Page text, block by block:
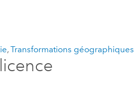
,Transformations géographiques